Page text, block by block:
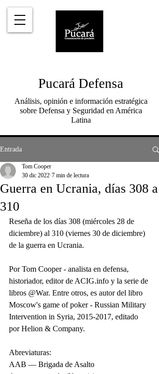
Pucará Defensa
Análisis, opinión e información estratégica
sobre Defensa y Seguridad en América
Latina
Entrada
Guerra en Ucrania, días 308 a
310
Tom Cooper
30 dic 2022 7 min de lectura
Reseña de los días 308 (miércoles 28 de
diciembre) al 310 (viernes 30 de diciembre)
de la guerra en Ucrania.
Por Tom Cooper - analista en defensa,
historiador, editor de ACIG.info y la serie de
libros @War. Entre otros, es autor del libro
Moscow's game of poker - Russian Military
Intervention in Syria, 2015-2017, editado
por Helion & Company.
Abreviaturas:
AAB — Brigada de Asalto